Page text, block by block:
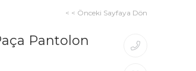
< < Önceki Sayfaya Dön
Pantolon